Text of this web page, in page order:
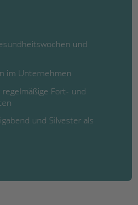
und
im Unternehmen
Fort- und
und Silvester als